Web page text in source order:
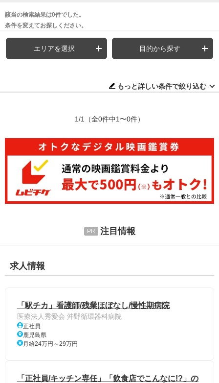
該当の検索結果は0件でした。
条件を変えてお探しください。
エリアを選択 目的から探す
もっと詳しい条件で絞り込む
1/1 （全0件中1〜0件）
注目情報
求人情報
「駅チカ」看護師/残業ほぼなし/慢性期病院
医療法人秀愛会 沖野循環器科病院
正社員
鹿児島県
月給24万円～29万円
「正社員/キッチン専任」「飲食店でこんなに!?」の